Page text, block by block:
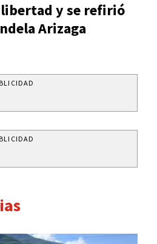
libertad y se refirió
Arizaga